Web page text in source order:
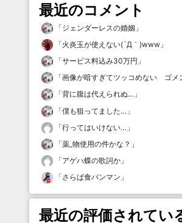
最近のコメント
「ジェンダーレスの婚姻 」
「火炎玉が使えない(´Д｀)www 」
「サービス料込み30万円 」
「画像が暗すぎてツッコめない ゴメ
「背に腹は代えられぬ… 」
「僕も狙ってました… 」
「行ってはいけない… 」
「薬_物使用の件かな？ 」
「アゲハ蝶の歌詞か 」
「さらば食パンマン 」
最近の評価されてい